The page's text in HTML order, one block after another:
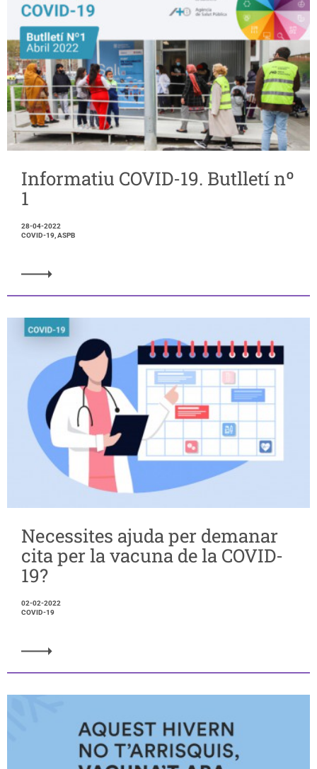
Informatiu COVID-19. Butlletí nº
1
28-04-2022
COVID-19, ASPB
Necessites ajuda per demanar
cita per la vacuna de la COVID-
19?
02-02-2022
COVID-19